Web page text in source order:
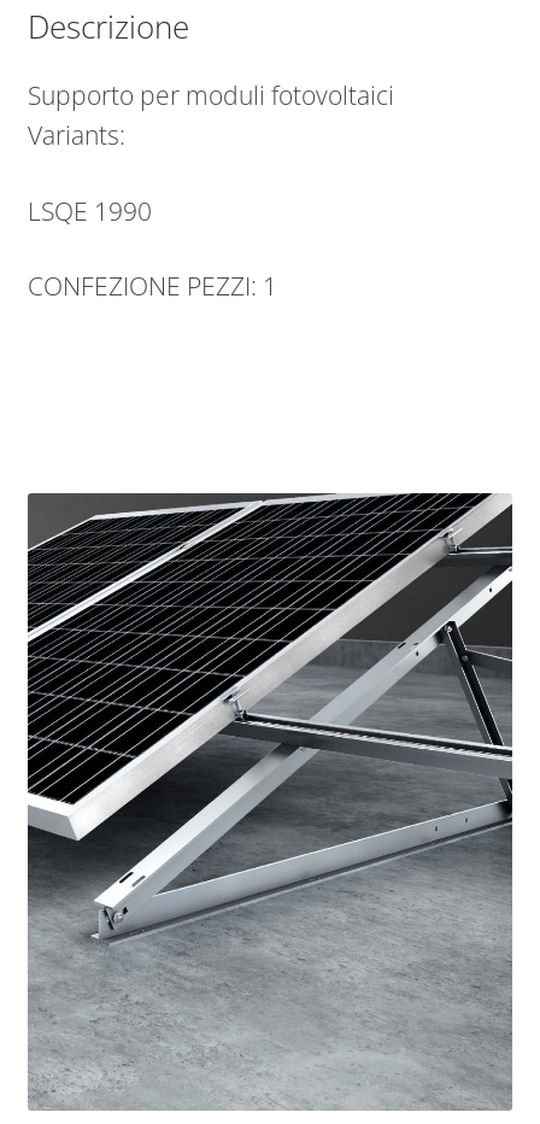
Descrizione
Supporto per moduli fotovoltaici
Variants:
LSQE 1990
CONFEZIONE PEZZI: 1